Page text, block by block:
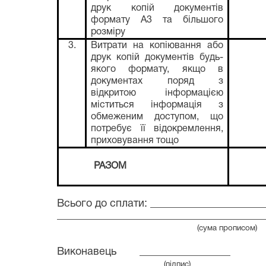
друк копій документів
формату А3 та більшого
розміру
3.
Витрати на копіювання або
друк копій документів будь-
якого формату, якщо в
документах поряд з
відкритою інформацією
міститься інформація з
обмеженим доступом, що
потребує її відокремлення,
приховування тощо
РАЗОМ
Всього до сплати:
(сума прописом)
Виконавець
(підпис)